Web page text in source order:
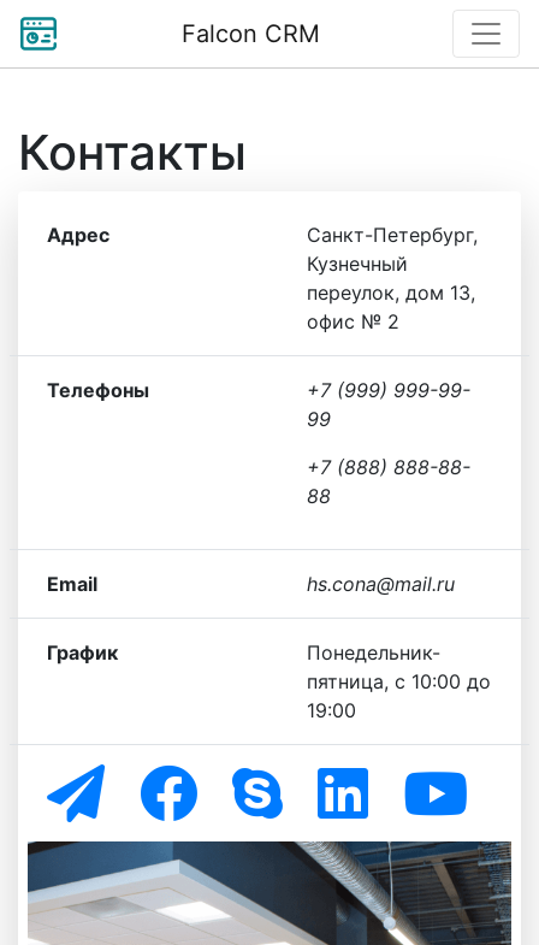
Falcon CRM
Контакты
Адрес
Санкт-Петербург,
Кузнечный
переулок, дом 13,
офис № 2
Телефоны
+7 (999) 999-99-
99
+7 (888) 888-88-
88
Email hs.cona@mail.ru
График
Понедельник-
пятница, с 10:00 до
19:00